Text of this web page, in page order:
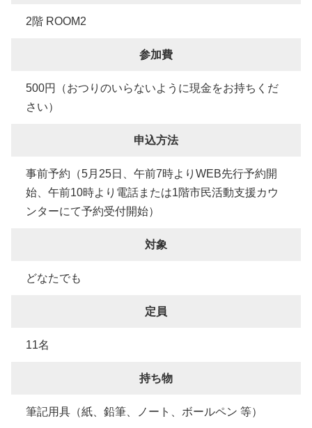
2階 ROOM2
参加費
500円（おつりのいらないように現金をお持ちくだ
さい）
申込方法
事前予約（5月25日、午前7時よりWEB先行予約開
始、午前10時より電話または1階市民活動支援カウ
ンターにて予約受付開始）
対象
どなたでも
定員
11名
持ち物
筆記用具（紙、鉛筆、ノート、ボールペン 等）